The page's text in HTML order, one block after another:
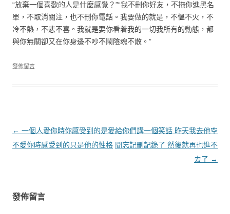
“放棄一個喜歡的人是什麼感覺？”“我不刪你好友，不拖你進黑名
單，不取消關注，也不刪你電話。我要做的就是，不慍不火，不
冷不熱，不悲不喜。我就是要你看着我的一切我所有的動態，都
與你無關卻又在你身邊不吵不鬧陰魂不散。”
發佈留言
文章導覽
← 一個人愛你時你感受到的是愛
不愛你時感受到的只是他的性格
給你們講一個笑話 昨天我去他空
間忘記刪記錄了 然後就再也進不
去了 →
發佈留言